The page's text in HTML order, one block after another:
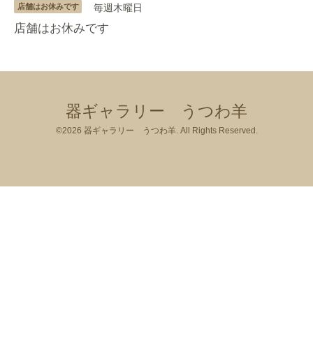
店舗はお休みです 毎週木曜日
店舗はお休みです
器ギャラリー うつわ羊
©2026 器ギャラリー うつわ羊. All Rights Reserved.